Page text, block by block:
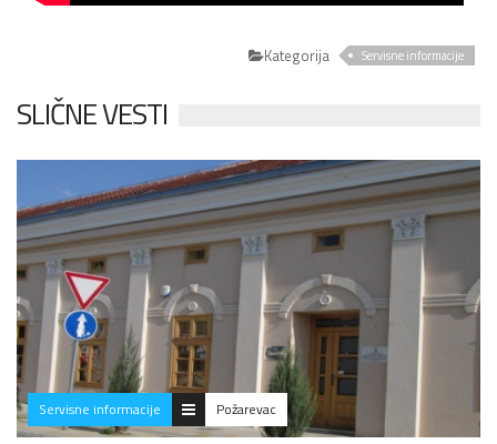
Kategorija Servisne informacije
SLIČNE VESTI
Servisne informacije Požarevac